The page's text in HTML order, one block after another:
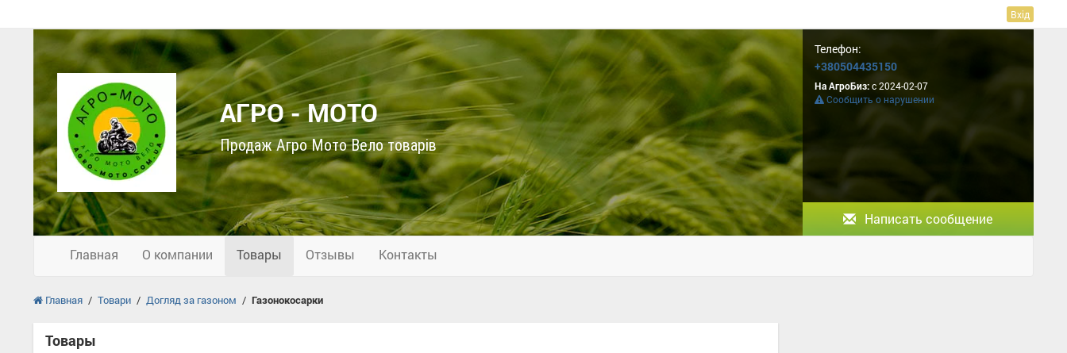
Вхід
АГРО - МОТО
Продаж Агро Мото Вело товарів
Телефон:
+380504435150
На АгроБиз:с 2024-02-07
Сообщить о нарушении
Написать сообщение
Главная О компании Товары Отзывы Контакты
Главная / Товари / Догляд за газоном / Газонокосарки
Товары